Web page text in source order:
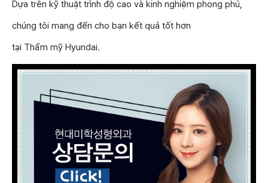
Dựa trên kỹ thuật trình độ cao và kinh nghiệm phong phú,
chúng tôi mang đến cho bạn kết quả tốt hơn
tại Thẩm mỹ Hyundai.